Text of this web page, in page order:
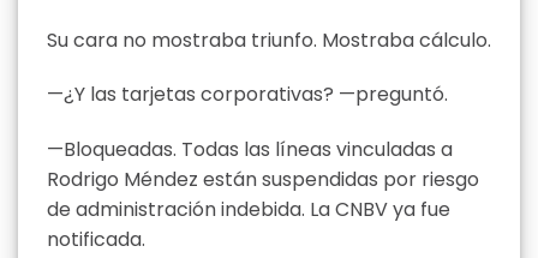
Su cara no mostraba triunfo. Mostraba cálculo.
—¿Y las tarjetas corporativas? —preguntó.
—Bloqueadas. Todas las líneas vinculadas a
Rodrigo Méndez están suspendidas por riesgo
de administración indebida. La CNBV ya fue
notificada.